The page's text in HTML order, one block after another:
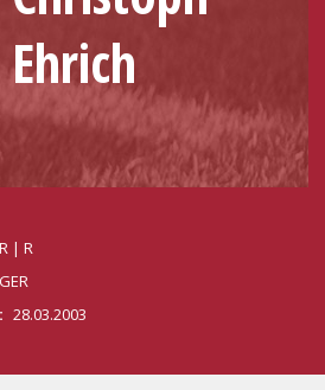
Ehrich
R | R
GER
28.03.2003